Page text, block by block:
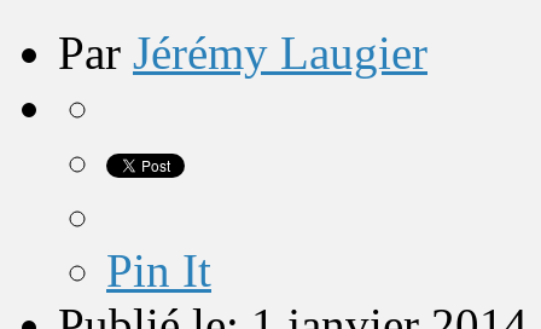
Par Jérémy Laugier
Pin It